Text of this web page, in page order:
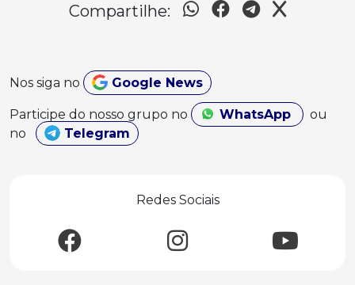
Compartilhe:
Nos siga no Google News
Participe do nosso grupo no WhatsApp
ou
no
Telegram
Redes Sociais